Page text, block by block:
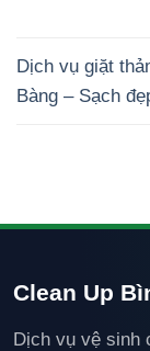
Dịch vụ giặt
Bàng – Sạch
Clean Up
Dịch vụ vệ sinh